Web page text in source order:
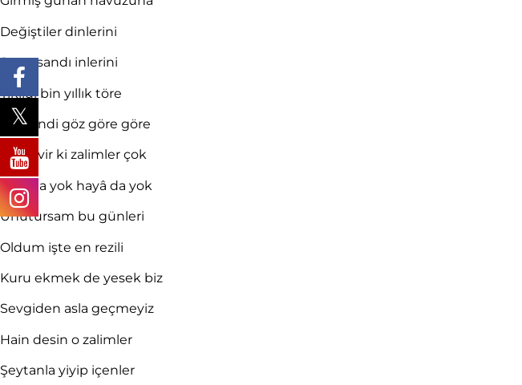
Değiştiler dinlerini
Saray sandı inlerini
Yıkıldı bin yıllık töre
Çiğnendi göz göre göre
Bir devir ki zalimler çok
Vefa da yok hayâ da yok
Unutursam bu günleri
Oldum işte en rezili
Kuru ekmek de yesek biz
Sevgiden asla geçmeyiz
Hain desin o zalimler
Şeytanla yiyip içenler